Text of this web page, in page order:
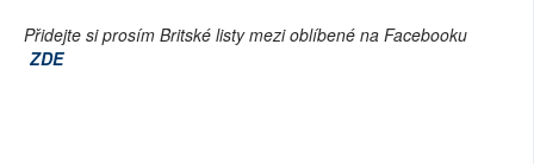
Přidejte si prosím Britské listy mezi oblíbené na Facebooku
ZDE